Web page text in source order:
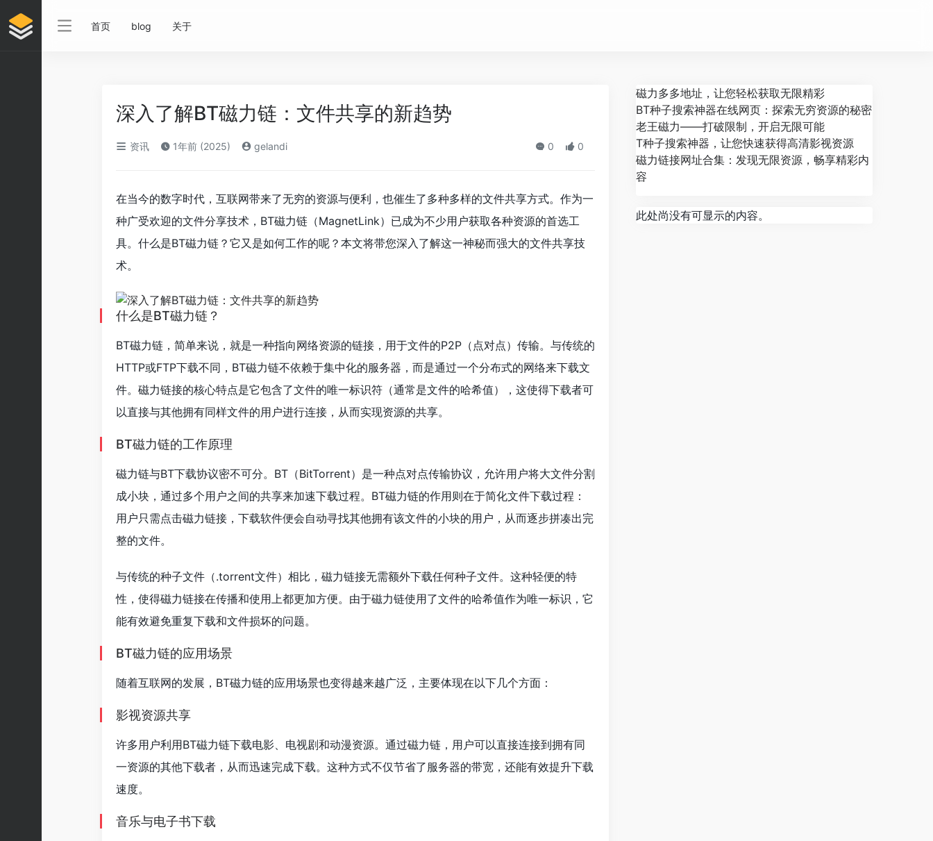
首页 blog 关于
深入了解BT磁力链：文件共享的新趋势
资讯 1年前 (2025) gelandi 0 0
在当今的数字时代，互联网带来了无穷的资源与便利，也催生了多种多样的文件共享方式。作为一
种广受欢迎的文件分享技术，BT磁力链（MagnetLink）已成为不少用户获取各种资源的首选工
具。什么是BT磁力链？它又是如何工作的呢？本文将带您深入了解这一神秘而强大的文件共享技
术。
什么是BT磁力链？
BT磁力链，简单来说，就是一种指向网络资源的链接，用于文件的P2P（点对点）传输。与传统的
HTTP或FTP下载不同，BT磁力链不依赖于集中化的服务器，而是通过一个分布式的网络来下载文
件。磁力链接的核心特点是它包含了文件的唯一标识符（通常是文件的哈希值），这使得下载者可
以直接与其他拥有同样文件的用户进行连接，从而实现资源的共享。
BT磁力链的工作原理
磁力链与BT下载协议密不可分。BT（BitTorrent）是一种点对点传输协议，允许用户将大文件分割
成小块，通过多个用户之间的共享来加速下载过程。BT磁力链的作用则在于简化文件下载过程：
用户只需点击磁力链接，下载软件便会自动寻找其他拥有该文件的小块的用户，从而逐步拼凑出完
整的文件。
与传统的种子文件（.torrent文件）相比，磁力链接无需额外下载任何种子文件。这种轻便的特
性，使得磁力链接在传播和使用上都更加方便。由于磁力链使用了文件的哈希值作为唯一标识，它
能有效避免重复下载和文件损坏的问题。
BT磁力链的应用场景
随着互联网的发展，BT磁力链的应用场景也变得越来越广泛，主要体现在以下几个方面：
影视资源共享
许多用户利用BT磁力链下载电影、电视剧和动漫资源。通过磁力链，用户可以直接连接到拥有同
一资源的其他下载者，从而迅速完成下载。这种方式不仅节省了服务器的带宽，还能有效提升下载
速度。
音乐与电子书下载
磁力多多地址，让您轻松获取无限精彩
BT种子搜索神器在线网页：探索无穷资源的秘密
老王磁力——打破限制，开启无限可能
T种子搜索神器，让您快速获得高清影视资源
磁力链接网址合集：发现无限资源，畅享精彩内
容
此处尚没有可显示的内容。